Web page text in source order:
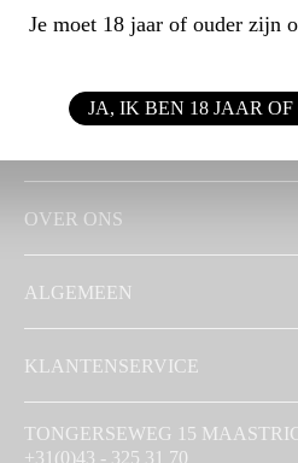
OVER ONS
ALGEMEEN
KLANTENSERVICE
TONGERSEWEG 15
+31(0)43 - 325 31 70
Je moet 18 jaar of ouder zijn
JA, IK BEN 18 JAAR OF